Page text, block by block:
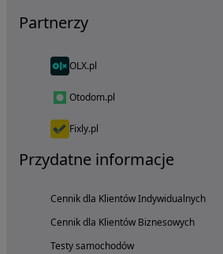
Partnerzy
OLX.pl
Otodom.pl
Fixly.pl
Przydatne informacje
Cennik dla Klientów Indywidualnych
Cennik dla Klientów Biznesowych
Testy samochodów